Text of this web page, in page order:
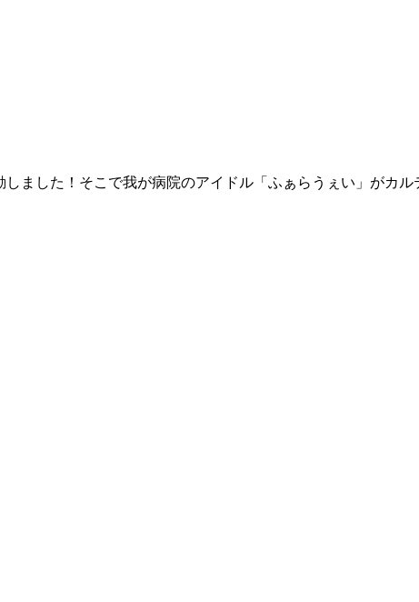
ました！そこで我が病院のアイドル「ふぁらうぇい」がカル